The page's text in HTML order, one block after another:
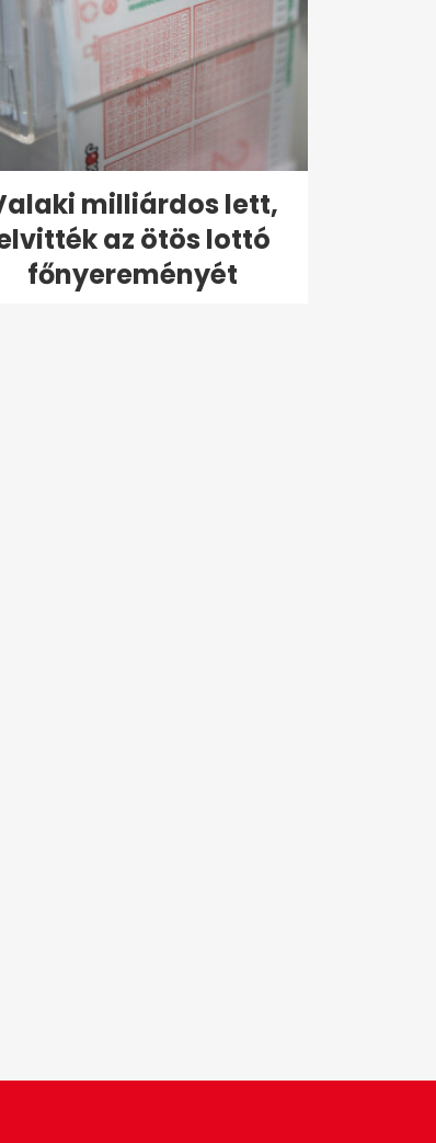
milliárdos lett,
az ötös lottó
főnyereményét